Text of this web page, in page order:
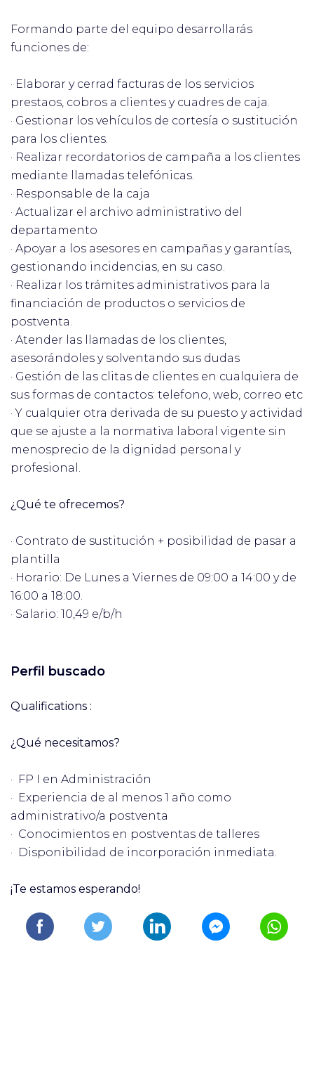
Formando parte del equipo desarrollarás
funciones de:
· Elaborar y cerrad facturas de los servicios
prestaos, cobros a clientes y cuadres de caja.
· Gestionar los vehículos de cortesía o sustitución
para los clientes.
· Realizar recordatorios de campaña a los clientes
mediante llamadas telefónicas.
· Responsable de la caja
· Actualizar el archivo administrativo del
departamento
· Apoyar a los asesores en campañas y garantías,
gestionando incidencias, en su caso.
· Realizar los trámites administrativos para la
financiación de productos o servicios de
postventa.
· Atender las llamadas de los clientes,
asesorándoles y solventando sus dudas
· Gestión de las clitas de clientes en cualquiera de
sus formas de contactos: telefono, web, correo etc
· Y cualquier otra derivada de su puesto y actividad
que se ajuste a la normativa laboral vigente sin
menosprecio de la dignidad personal y
profesional.
¿Qué te ofrecemos?
· Contrato de sustitución + posibilidad de pasar a
plantilla
· Horario: De Lunes a Viernes de 09:00 a 14:00 y de
16:00 a 18:00.
· Salario: 10,49 e/b/h
Perfil buscado
Qualifications :
¿Qué necesitamos?
· FP I en Administración
· Experiencia de al menos 1 año como
administrativo/a postventa
· Conocimientos en postventas de talleres
· Disponibilidad de incorporación inmediata.
¡Te estamos esperando!